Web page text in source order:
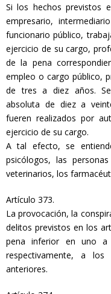
Si los hechos previstos
empresario,
funcionario público,
ejercicio de su cargo,
de la pena
empleo o cargo público,
de tres a diez años.
absoluta de diez a
fueren realizados por
ejercicio de su cargo.
A tal efecto, se
psicólogos, las
veterinarios, los
Artículo 373.
La provocación, la
delitos previstos en los
pena inferior en uno a
respectivamente, a
anteriores.